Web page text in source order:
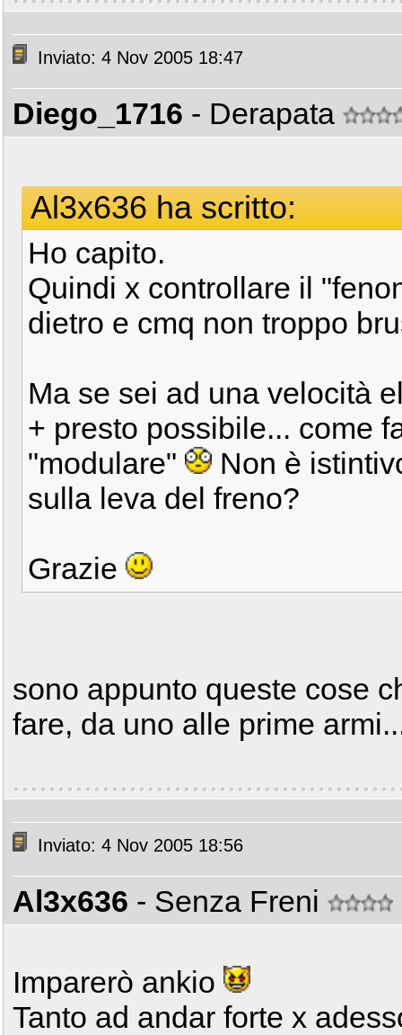
Inviato: 4 Nov 2005 18:47
Diego_1716 - Derapata
Al3x636 ha scritto:
Ho capito.
Quindi x controllare il
dietro e cmq non troppo
Ma se sei ad una velocità
+ presto possibile... come
"modulare"
Non è
sulla leva del freno?
Grazie
sono appunto queste cose
fare, da uno alle prime
Inviato: 4 Nov 2005 18:56
Al3x636 - Senza Freni
Imparerò ankio
Tanto ad andar forte x